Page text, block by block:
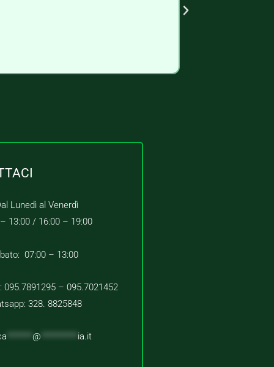
Lunedì al Venerdì
13:00 / 16:00 – 19:00
07:00 – 13:00
095.7891295 – 095.7021452
328. 8825848
*******@ ia.it